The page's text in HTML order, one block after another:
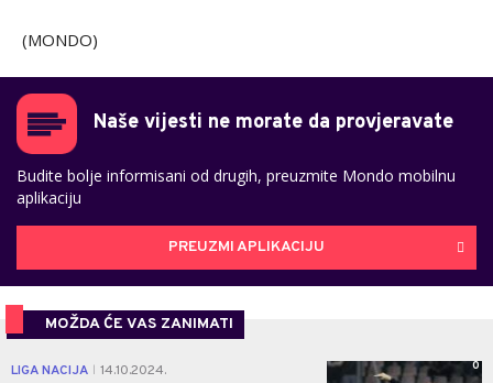
(MONDO)
Naše vijesti ne morate da provjeravate
Budite bolje informisani od drugih, preuzmite Mondo mobilnu
aplikaciju
PREUZMI APLIKACIJU
MOŽDA ĆE VAS ZANIMATI
LIGA NACIJA 14.10.2024. 0